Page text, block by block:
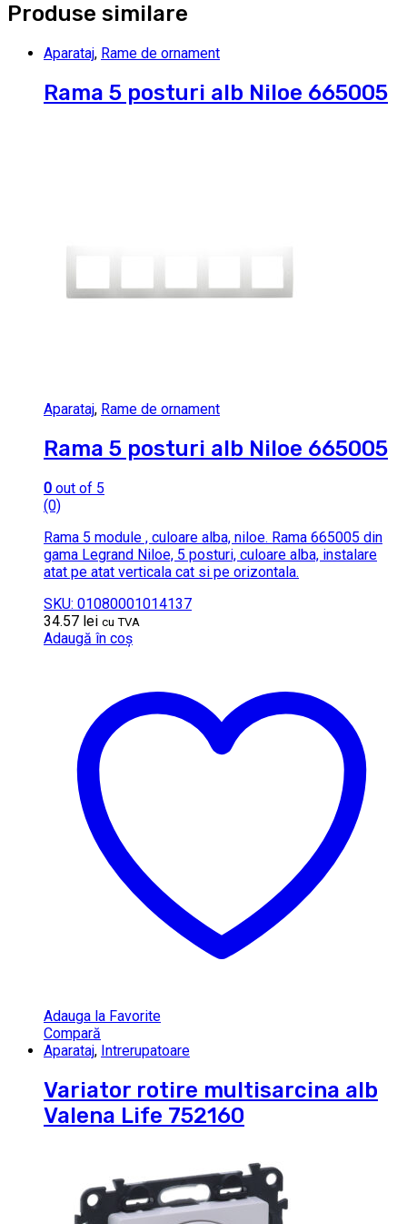
Produse similare
Aparataj, Rame de ornament
Rama 5 posturi alb Niloe 665005
Aparataj, Rame de ornament
Rama 5 posturi alb Niloe 665005
0 out of 5
(0)
Rama 5 module , culoare alba, niloe. Rama 665005 din
gama Legrand Niloe, 5 posturi, culoare alba, instalare
atat pe atat verticala cat si pe orizontala.
SKU: 01080001014137
34.57 lei cu TVA
Adaugă în coș
Adauga la Favorite
Compară
Aparataj, Intrerupatoare
Variator rotire multisarcina alb
Valena Life 752160